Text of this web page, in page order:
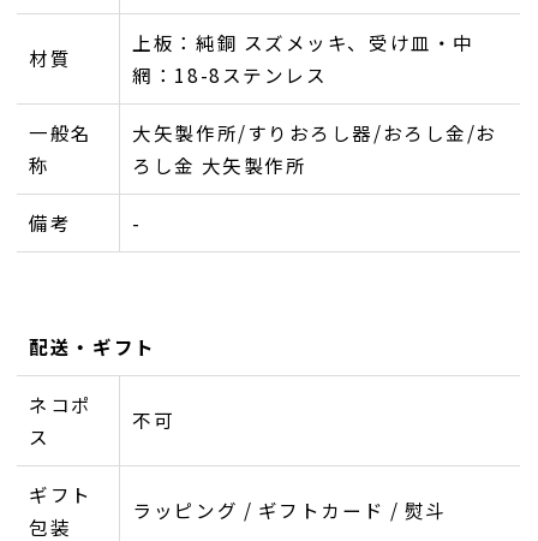
材質
上板：純銅 スズメッキ、受け皿・中
網：18-8ステンレス
一般名
称
大矢製作所/すりおろし器/おろし金/お
ろし金 大矢製作所
備考 -
配送・ギフト
ネコポ
ス
不可
ギフト
包装
ラッピング / ギフトカード / 熨斗